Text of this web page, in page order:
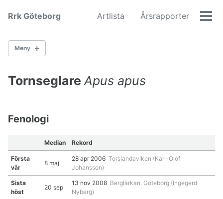
navigation
Rrk Göteborg Artlista Årsrapporter
Meny
Gäss
Vadare
Hökfåglar
Hackspettar
Falkar
Kråkfåglar
Tornseglare Apus apus
Fenologi
Median Rekord
Första
vår
8 maj
28 apr 2006 Torslandaviken (Karl-Olof
Johansson)
Sista
höst
20 sep
13 nov 2008 Berglärkan, Göteborg (Ingegerd
Nyberg)